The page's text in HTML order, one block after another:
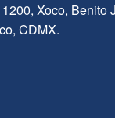
Xoco, Benito
CDMX.